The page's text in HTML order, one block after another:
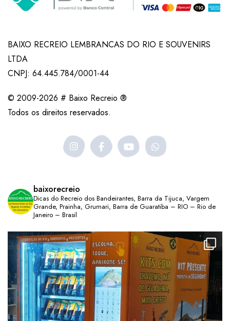
BAIXO RECREIO LEMBRANCAS DO RIO E SOUVENIRS
LTDA
CNPJ: 64.445.784/0001-44
© 2009-2026 # Baixo Recreio ®
Todos os direitos reservados.
baixorecreio
Dicas do Recreio dos Bandeirantes, Barra da Tijuca, Vargem
Grande, Prainha, Grumari, Barra de Guaratiba – RIO – Rio de
Janeiro – Brasil